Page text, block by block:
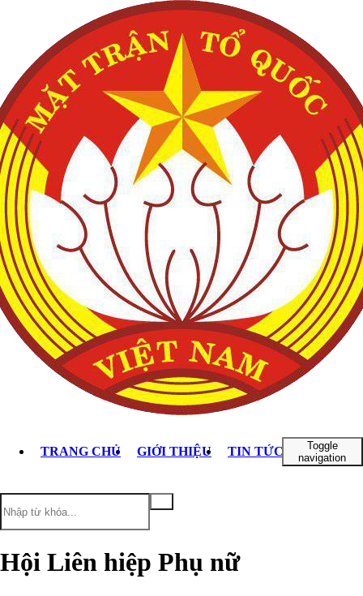
TRANG CHỦ GIỚI THIỆU TIN TỨC - SỰ KIỆN
Toggle
navigation
Hội Liên hiệp Phụ nữ